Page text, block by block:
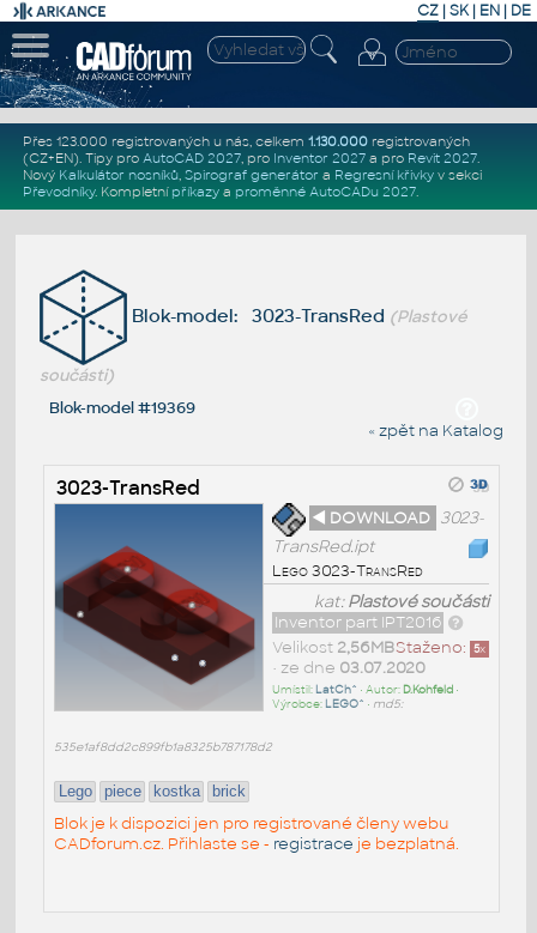
CZ | SK| EN | DE
Přes 123.000 registrovaných u nás, celkem 1.130.000registrovaných
(CZ+EN). Tipy pro AutoCAD 2027, pro Inventor 2027a pro Revit 2027.
Nový Kalkulátor nosníků, Spirograf generátor a Regresní křivkyv sekci
Převodníky. Kompletní příkazya proměnné AutoCADu 2027.
Blok-model: 3023-TransRed (Plastové
součásti)
Blok-model #19369
« zpět na Katalog
3023-TransRed
◄ DOWNLOAD 3023-
TransRed.ipt
Lego 3023-TransRed
kat:Plastové součásti
Inventor part IPT2016
Staženo: 5x
Velikost 2,56MB
• ze dne 03.07.2020
Umístil: LatCh^ • Autor: D.Kohfeld•
Výrobce: LEGO^ • md5:
535e1af8dd2c899fb1a8325b787178d2
Lego piece kostka brick
Blok je k dispozici jen pro registrované členy webu
CADforum.cz. Přihlaste se - registrace je bezplatná.